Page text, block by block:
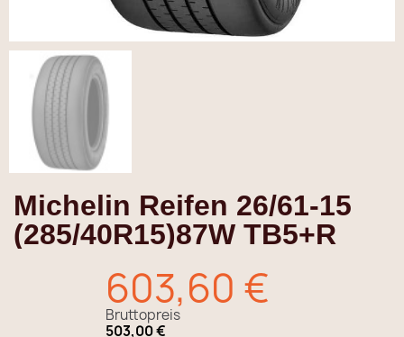
Michelin Reifen 26/61-15
(285/40R15)87W TB5+R
603,60 €
Bruttopreis
503,00 €